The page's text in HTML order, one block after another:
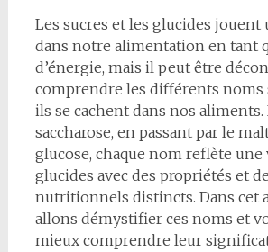
Les sucres et les glucides jouent
dans notre alimentation en tant
d’énergie, mais il peut être
comprendre les différents noms
ils se cachent dans nos aliments.
saccharose, en passant par le
glucose, chaque nom reflète une
glucides avec des propriétés et
nutritionnels distincts. Dans cet
allons démystifier ces noms et
mieux comprendre leur